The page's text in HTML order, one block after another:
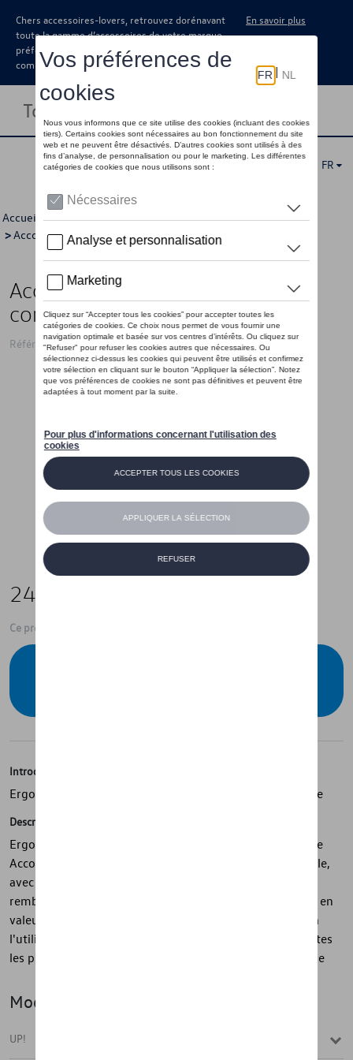
Chers accessoires-lovers, retrouvez dorénavant
toute la gamme d’accessoires de votre marque
préférée sous forme de catalogue à
commander auprès de votre concessionaire.
En savoir plus
Toggle navigation
FR
Accueil >Catalogue Volkswagen >Confort et protection
>Accoudoirs centraux > Détail
Accoudoir central, Noir, avec
compartiment de rangement
Référence: 1S0061123A
245,00 €
Ce produit n'est actuellement pas de stock
Introduction
Ergonomie parfaite pour un meilleur confort de conduite
Description
Ergonomie parfaite pour un meilleur confort de conduite
Accoudoir central en plastique parfaitement ajusté Pliable,
avec compartiment de rangement intégré Accoudoir
rembourré en tissu Crée un espace supplémentaire Mise en
valeur du véhicule Peut être replié, éliminant l'obstacle à
l'utilisation du frein à main Montage facile, contient toutes
les pièces nécessaires à monter - Avec notice de montage
Modèle(s)
UP!